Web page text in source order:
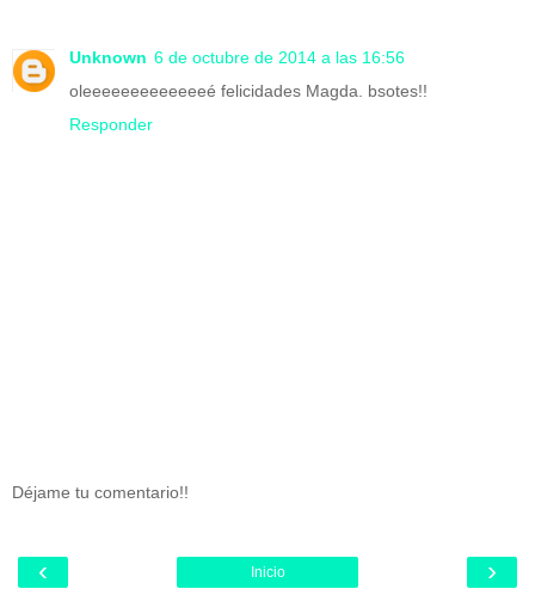
Unknown 6 de octubre de 2014 a las 16:56
oleeeeeeeeeeeeeé felicidades Magda. bsotes!!
Responder
Déjame tu comentario!!
‹ ›
Inicio